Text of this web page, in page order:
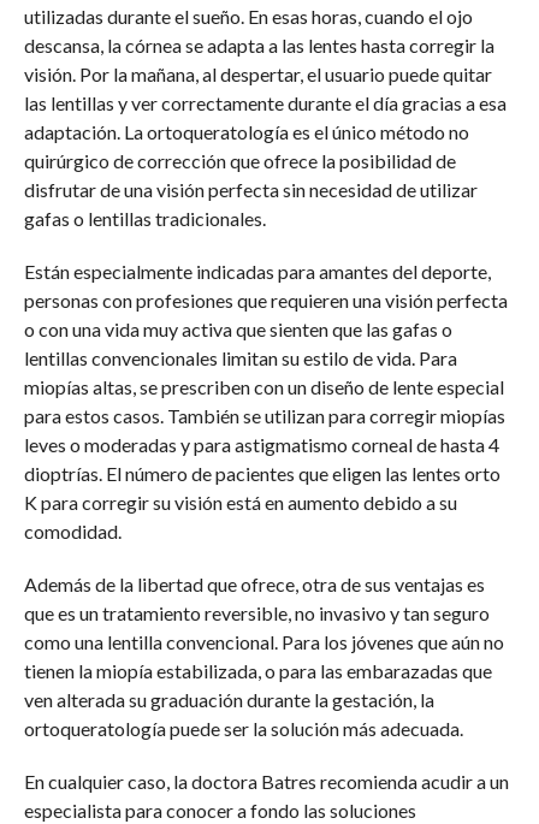
utilizadas durante el sueño. En esas horas, cuando el ojo
descansa, la córnea se adapta a las lentes hasta corregir la
visión. Por la mañana, al despertar, el usuario puede quitar
las lentillas y ver correctamente durante el día gracias a esa
adaptación. La ortoqueratología es el único método no
quirúrgico de corrección que ofrece la posibilidad de
disfrutar de una visión perfecta sin necesidad de utilizar
gafas o lentillas tradicionales.
Están especialmente indicadas para amantes del deporte,
personas con profesiones que requieren una visión perfecta
o con una vida muy activa que sienten que las gafas o
lentillas convencionales limitan su estilo de vida. Para
miopías altas, se prescriben con un diseño de lente especial
para estos casos. También se utilizan para corregir miopías
leves o moderadas y para astigmatismo corneal de hasta 4
dioptrías. El número de pacientes que eligen las lentes orto
K para corregir su visión está en aumento debido a su
comodidad.
Además de la libertad que ofrece, otra de sus ventajas es
que es un tratamiento reversible, no invasivo y tan seguro
como una lentilla convencional. Para los jóvenes que aún no
tienen la miopía estabilizada, o para las embarazadas que
ven alterada su graduación durante la gestación, la
ortoqueratología puede ser la solución más adecuada.
En cualquier caso, la doctora Batres recomienda acudir a un
especialista para conocer a fondo las soluciones